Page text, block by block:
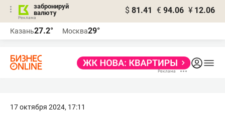
забронируй
валюту
$ 81.41 € 94.06 ¥ 12.06
Казань27.2° Москва29°
17 октября 2024, 17:11